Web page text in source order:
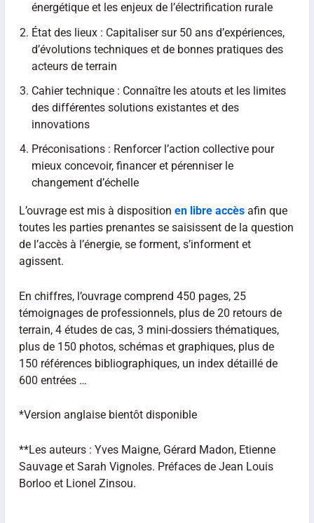
énergétique et les enjeux de l’électrification rurale
État des lieux : Capitaliser sur 50 ans d’expériences,
d’évolutions techniques et de bonnes pratiques des
acteurs de terrain
Cahier technique : Connaître les atouts et les limites
des différentes solutions existantes et des
innovations
Préconisations : Renforcer l’action collective pour
mieux concevoir, financer et pérenniser le
changement d’échelle
L’ouvrage est mis à disposition en libre accèsafin que
toutes les parties prenantes se saisissent de la question
de l’accès à l’énergie, se forment, s’informent et
agissent.
En chiffres, l’ouvrage comprend 450 pages, 25
témoignages de professionnels, plus de 20 retours de
terrain, 4 études de cas, 3 mini-dossiers thématiques,
plus de 150 photos, schémas et graphiques, plus de
150 références bibliographiques, un index détaillé de
600 entrées …
*Version anglaise bientôt disponible
**Les auteurs : Yves Maigne, Gérard Madon, Etienne
Sauvage et Sarah Vignoles. Préfaces de Jean Louis
Borloo et Lionel Zinsou.